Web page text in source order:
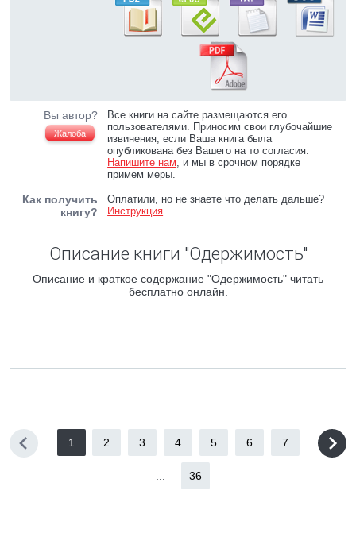
Вы автор?
Жалоба
Все книги на сайте размещаются его
пользователями. Приносим свои глубочайшие
извинения, если Ваша книга была
опубликована без Вашего на то согласия.
Напишите нам, и мы в срочном порядке
примем меры.
Как получить
книгу?
Оплатили, но не знаете что делать дальше?
Инструкция.
Описание книги "Одержимость"
Описание и краткое содержание "Одержимость" читать
бесплатно онлайн.
1 2 3 4 5 6 7
36